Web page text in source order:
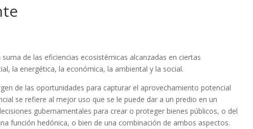
de las eficiencias ecosistémicas alcanzadas en ciertas
la energética, la económica, la ambiental y la social.
de las oportunidades para capturar el aprovechamiento potencial
se refiere al mejor uso que se le puede dar a un predio en un
gubernamentales para crear o proteger bienes públicos, o del
función hedónica, o bien de una combinación de ambos aspectos.